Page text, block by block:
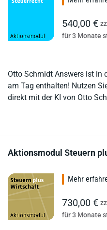
Otto Schmidt Answers ist in
am Tag enthalten! Nutzen
direkt mit der KI von Otto
540,00 €
für 3 Monate
Aktionsmodul Steuern
Mehr
730,00 €
für 3 Monate